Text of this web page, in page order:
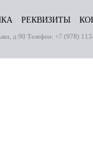
РЕКВИЗИТЫ
д.90 Телефон: +7 (978)